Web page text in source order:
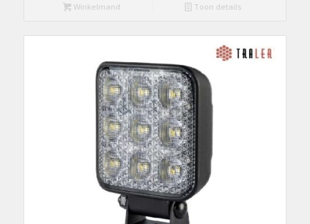
Winkelmand Toon details